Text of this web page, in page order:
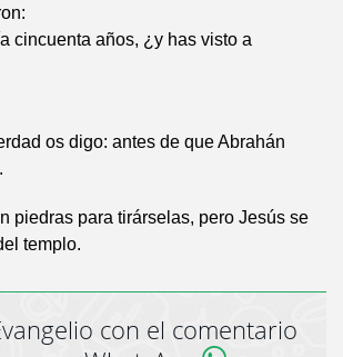
cincuenta años, ¿y has visto a
os digo: antes de que Abrahán
piedras para tirárselas, pero Jesús se
templo.
con el comentario